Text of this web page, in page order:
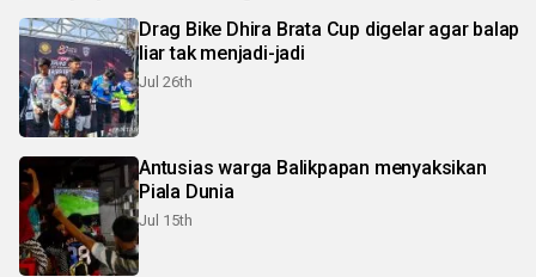
Drag Bike Dhira Brata Cup digelar agar balap
liar tak menjadi-jadi
Jul 26th
Antusias warga Balikpapan menyaksikan
Piala Dunia
Jul 15th